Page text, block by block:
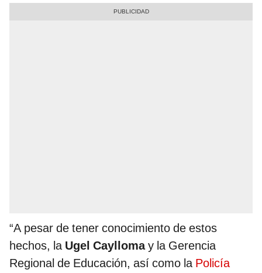
“A pesar de tener conocimiento de estos
hechos, la Ugel Cayllomay la Gerencia
Regional de Educación, así como la Policía